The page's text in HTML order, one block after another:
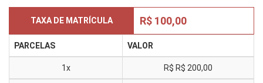
TAXA DE MATRÍCULA R$ 100,00
PARCELAS VALOR
1x R$ R$ 200,00